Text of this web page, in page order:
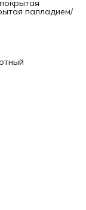
палладием/